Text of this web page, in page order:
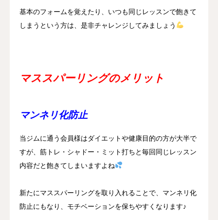
基本のフォームを覚えたり、いつも同じレッスンで飽きて
しまうという方は、是非チャレンジしてみましょう
マススパーリングのメリット
マンネリ化防止
当ジムに通う会員様はダイエットや健康目的の方が大半で
すが、筋トレ・シャドー・ミット打ちと毎回同じレッスン
内容だと飽きてしまいますよね
新たにマススパーリングを取り入れることで、マンネリ化
防止にもなり、モチベーションを保ちやすくなります♪